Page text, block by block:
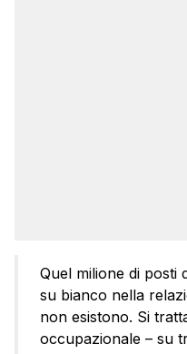
Quel milione di posti
su bianco nella
non esistono. Si
occupazionale – su